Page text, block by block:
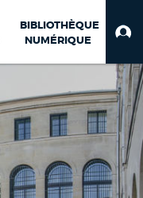
BIBLIOTHÈQUE
NUMÉRIQUE